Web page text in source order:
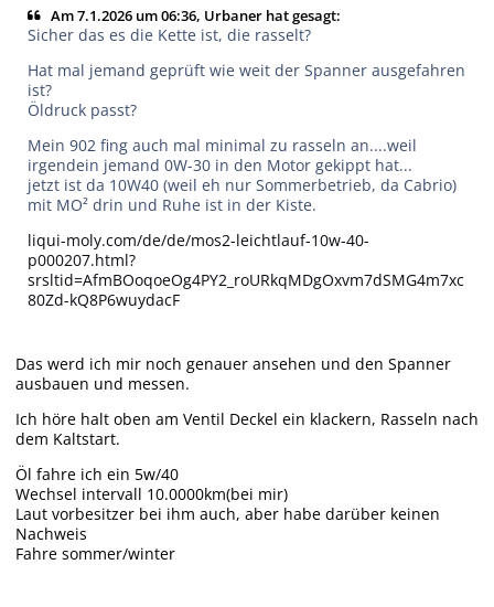
Am 7.1.2026 um 06:36, Urbaner hat gesagt:
Sicher das es die Kette ist, die rasselt?
Hat mal jemand geprüft wie weit der Spanner ausgefahren
ist?
Öldruck passt?
Mein 902 fing auch mal minimal zu rasseln an....weil
irgendein jemand 0W-30 in den Motor gekippt hat...
jetzt ist da 10W40 (weil eh nur Sommerbetrieb, da Cabrio)
mit MO² drin und Ruhe ist in der Kiste.
liqui-moly.com/de/de/mos2-leichtlauf-10w-40-
p000207.html?
srsltid=AfmBOoqoeOg4PY2_roURkqMDgOxvm7dSMG4m7xc
80Zd-kQ8P6wuydacF
Das werd ich mir noch genauer ansehen und den Spanner
ausbauen und messen.
Ich höre halt oben am Ventil Deckel ein klackern, Rasseln nach
dem Kaltstart.
Öl fahre ich ein 5w/40
Wechsel intervall 10.0000km(bei mir)
Laut vorbesitzer bei ihm auch, aber habe darüber keinen
Nachweis
Fahre sommer/winter